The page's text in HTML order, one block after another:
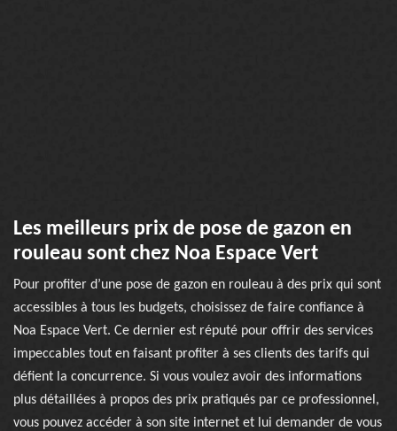
Les meilleurs prix de pose de gazon en
rouleau sont chez Noa Espace Vert
Pour profiter d’une pose de gazon en rouleau à des prix qui sont
accessibles à tous les budgets, choisissez de faire confiance à
Noa Espace Vert. Ce dernier est réputé pour offrir des services
impeccables tout en faisant profiter à ses clients des tarifs qui
défient la concurrence. Si vous voulez avoir des informations
plus détaillées à propos des prix pratiqués par ce professionnel,
vous pouvez accéder à son site internet et lui demander de vous